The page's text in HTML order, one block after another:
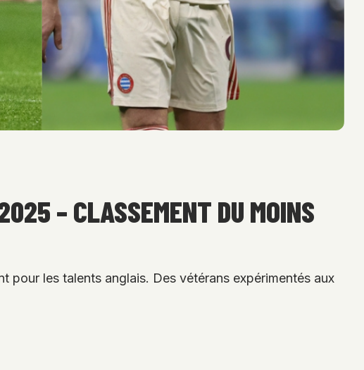
– CLASSEMENT DU MOINS
pour les talents anglais. Des vétérans expérimentés aux